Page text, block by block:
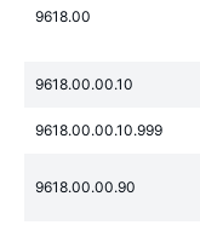
9618.00
9618.00.00.10
9618.00.00.10.999
9618.00.00.90